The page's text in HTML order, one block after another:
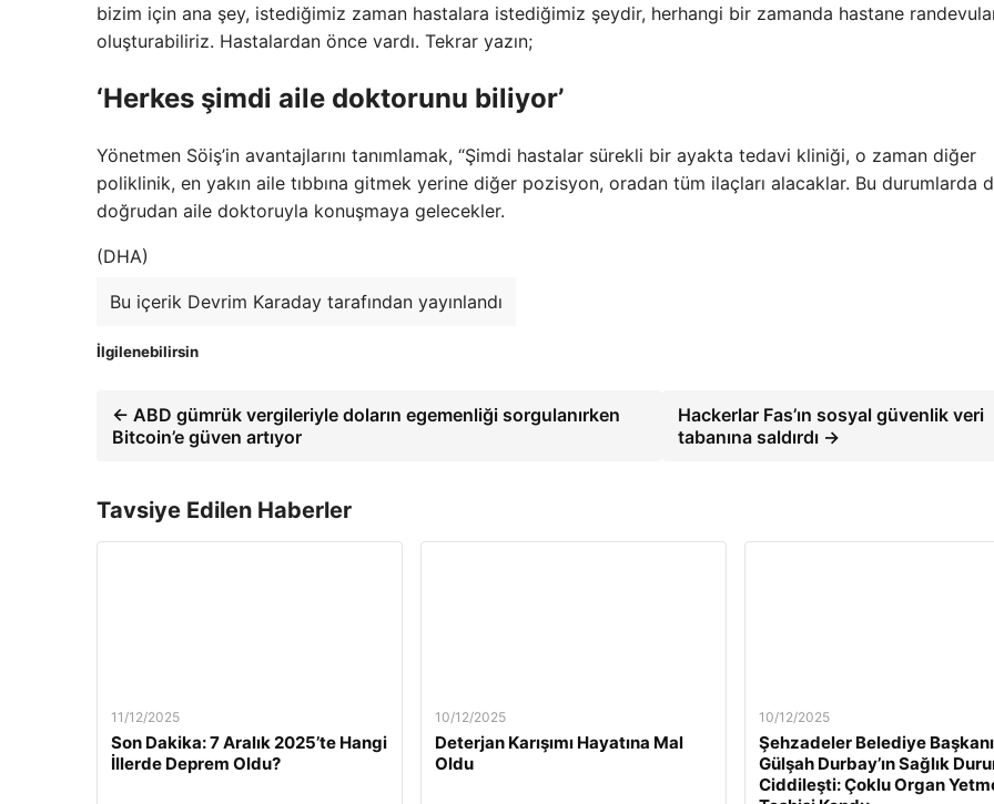
bizim için ana şey, istediğimiz zaman hastalara istediğimiz şeydir, herhangi bir zamanda hastane
oluşturabiliriz. Hastalardan önce vardı. Tekrar yazın;
‘Herkes şimdi aile doktorunu biliyor’
Yönetmen Söiş’in avantajlarını tanımlamak, “Şimdi hastalar sürekli bir ayakta tedavi kliniği, o zaman diğer
poliklinik, en yakın aile tıbbına gitmek yerine diğer pozisyon, oradan tüm ilaçları alacaklar. Bu durumlarda
doğrudan aile doktoruyla konuşmaya gelecekler.
(DHA)
Bu içerik Devrim Karaday tarafından yayınlandı
İlgilenebilirsin
← ABD gümrük vergileriyle doların egemenliği sorgulanırken
Bitcoin’e güven artıyor
Hackerlar Fas’ın sosyal güvenlik veri
tabanına saldırdı →
Tavsiye Edilen Haberler
11/12/2025
Son Dakika: 7 Aralık 2025’te Hangi
İllerde Deprem Oldu?
10/12/2025
Deterjan Karışımı Hayatına Mal
Oldu
10/12/2025
Şehzadeler Belediye Başkanı
Gülşah Durbay’ın Sağlık
Ciddileşti: Çoklu Organ